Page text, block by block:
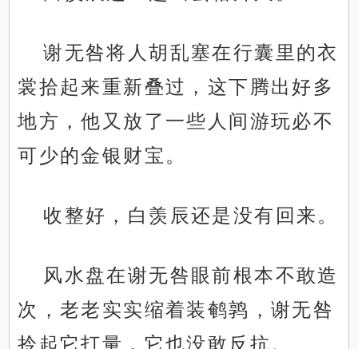
谢无咎将人胡乱塞在行囊里的衣
裳拾起来重新叠过，这下腾出好多
地方，他又放了一些人间游玩必不
可少的金银财宝。
收整好，白羡辰还是没有回来。
风水盘在谢无咎眼前根本不敢造
次，老老实实缩着装鹌鹑，谢无咎
拎起它打量，它也没敢反抗。